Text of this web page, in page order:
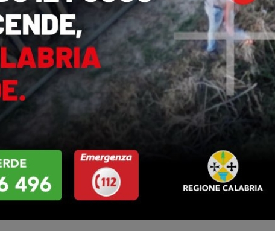
nell’inchiesta sulla corruzione della Procura di
Non sono una novità, del resto, per chi segue la
meno manifesti interni alla coalizione che sostiene
di Germaneto.
bordate lanciate a Lamezia Terme da Carlo
ad Occhiuto reo di non avergli nemmeno risposto al
ha sentenziato il massimo esponente del partito
di Azione De Nisi e Graziano prendessero le
di prova importante sarà senza dubbio la tre
Italia che si apre oggi a Reggio Calabria, con il
Tajani. Anche e soprattutto per la tempistica
il panorama della politica calabrese. (C.a.)